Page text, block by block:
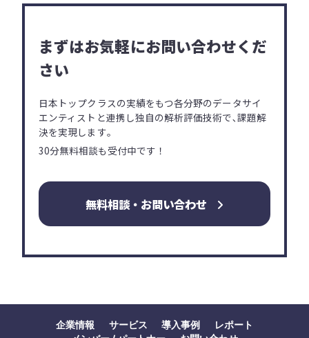
まずはお気軽にお問い合わせくだ
さい
日本トップクラスの実績をもつ各分野のデータサイ
エンティストと連携し独自の解析評価技術で､ 課題解
決を実現します｡
30分無料相談も受付中です！
無料相談・お問い合わせ
企業情報 サービス 導入事例
レポート